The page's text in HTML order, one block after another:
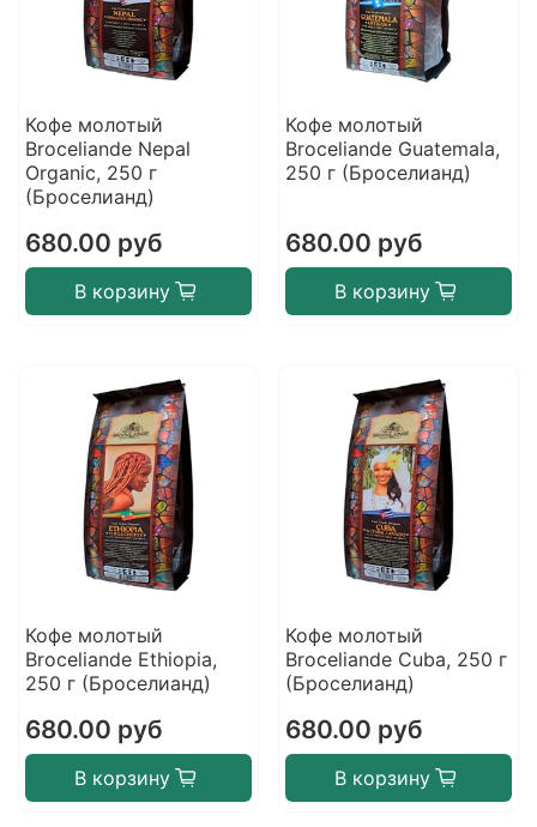
Кофе молотый
Broceliande Nepal
Organic, 250 г
(Броселианд)
680.00 руб
В корзину
Кофе молотый
Broceliande Guatemala,
250 г (Броселианд)
680.00 руб
В корзину
Кофе молотый
Broceliande Ethiopia,
250 г (Броселианд)
680.00 руб
В корзину
Кофе молотый
Broceliande Cuba, 250 г
(Броселианд)
680.00 руб
В корзину